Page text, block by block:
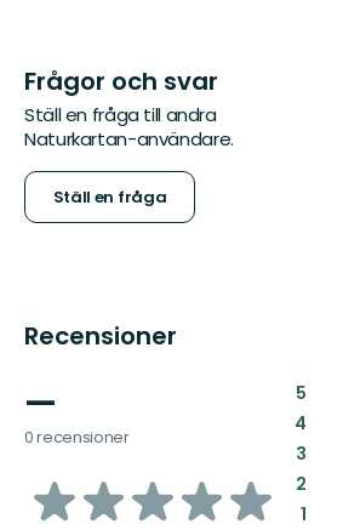
Frågor och svar
Ställ en fråga till andra
Naturkartan-användare.
Ställ en fråga
Recensioner
—
0 recensioner
av
5:
4:
3:
2:
1: